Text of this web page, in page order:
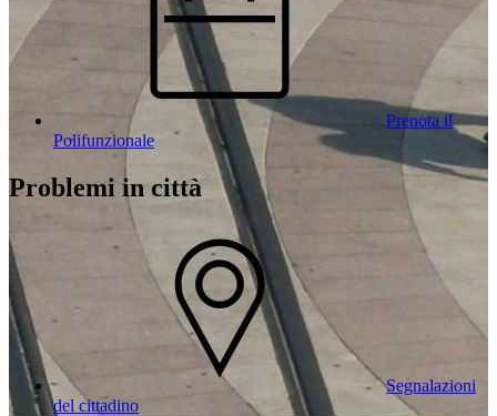
Prenota il
Polifunzionale
Problemi in città
Segnalazioni
del cittadino